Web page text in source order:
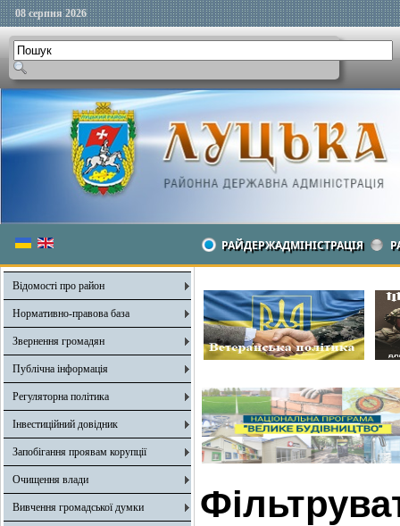
08 серпня 2026
РАЙДЕРЖАДМІНІСТРАЦІЯ
Відомості про район
Нормативно-правова база
Звернення громадян
Публічна інформація
Регуляторна політика
Інвестиційний довідник
Запобігання проявам корупції
Очищення влади
Вивчення громадської думки